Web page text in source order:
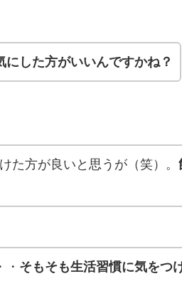
にした方がいいんですかね？
た方が良いと思うが（笑）。
そもそも生活習慣に気をつ